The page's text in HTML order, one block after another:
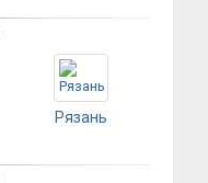
Рязань